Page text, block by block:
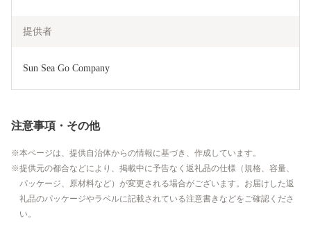
提供者
Sun Sea Go Company
注意事項・その他
本ページは、提供自治体からの情報に基づき、作成しています。
提供元の都合などにより、掲載中に予告なく返礼品の仕様（規格、容量、
パッケージ、原材料など）が変更される場合がございます。お届けした返
礼品のパッケージやラベルに記載されている注意書きなどをご確認くださ
い。